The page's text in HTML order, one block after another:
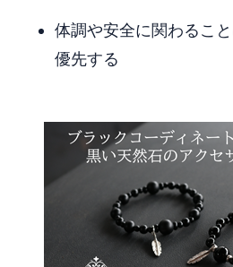
体調や安全に関わるこ
優先する